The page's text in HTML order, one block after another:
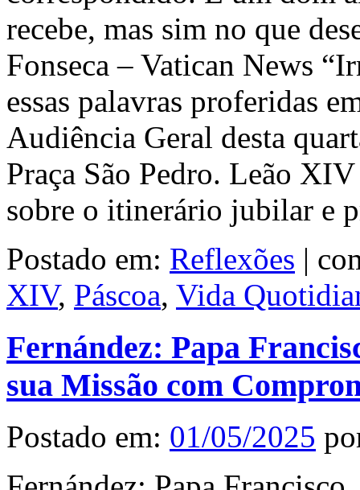
recebe, mas sim no que
Fonseca – Vatican News
essas palavras proferidas
Audiência Geral desta
Praça São Pedro. Leão
sobre o itinerário jubilar e
Postado em: Reflexões |
XIV, Páscoa, Vida
Fernández: Papa
sua Missão com
Postado em: 01/05/2025